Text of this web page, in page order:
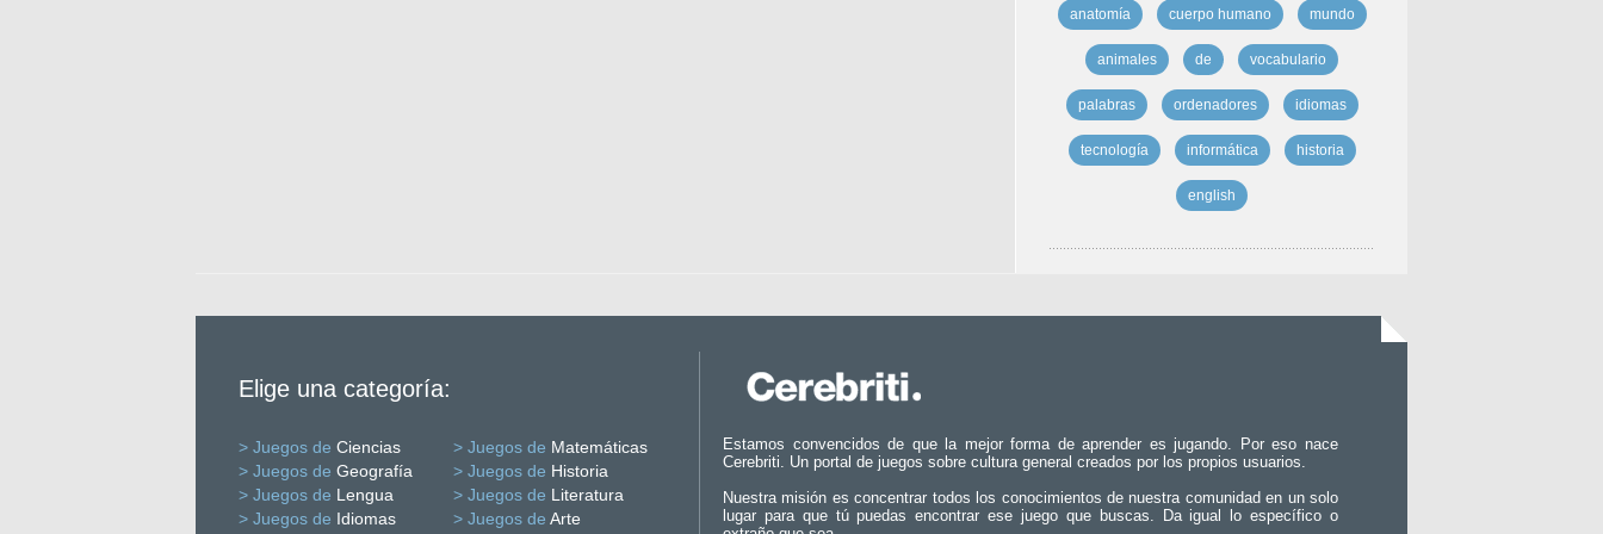
anatomía cuerpo humano mundo
animales de vocabulario
palabras ordenadores idiomas
tecnología informática historia
english
Elige una categoría:
> Juegos de Ciencias > Juegos de Matemáticas
> Juegos de Geografía > Juegos de Historia
> Juegos de Lengua > Juegos de Literatura
> Juegos de Idiomas > Juegos de Arte
Estamos convencidos de que la mejor forma de aprender es jugando. Por eso nace
Cerebriti. Un portal de juegos sobre cultura general creados por los propios usuarios.
Nuestra misión es concentrar todos los conocimientos de nuestra comunidad en un solo
lugar para que tú puedas encontrar ese juego que buscas. Da igual lo específico o